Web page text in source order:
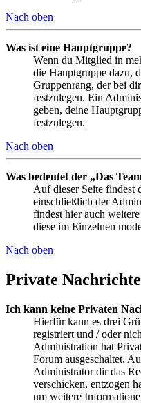
Nach oben
Was ist eine Hauptgruppe?
Wenn du Mitglied in
die Hauptgruppe dazu,
Gruppenrang, der bei
festzulegen. Ein
geben, deine
festzulegen.
Nach oben
Was bedeutet der „Das
Auf dieser Seite findest
einschließlich der
findest hier auch
diese im Einzelnen
Nach oben
Private
Ich kann keine Privaten
Hierfür kann es drei
registriert und / oder
Administration hat
Forum ausgeschaltet.
Administrator dir das
verschicken, entzogen
um weitere